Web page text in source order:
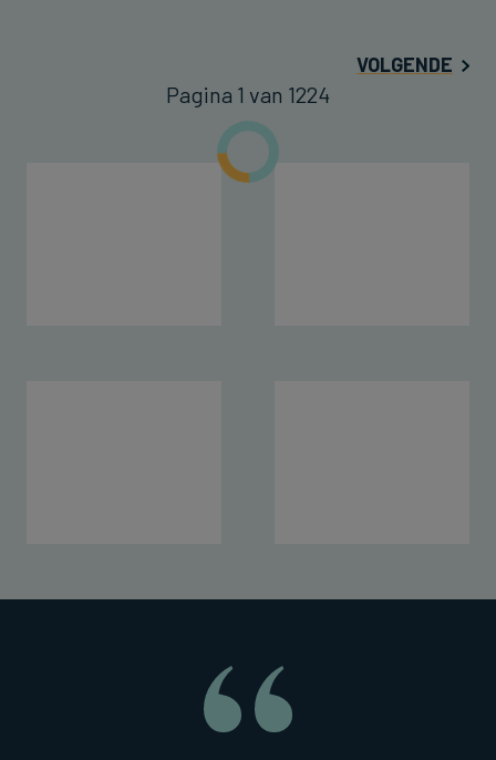
VOLGENDE
Pagina 1 van 1224